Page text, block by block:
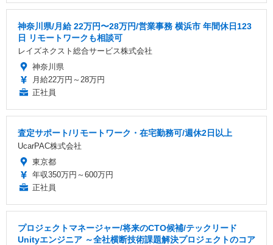
神奈川県/月給 22万円〜28万円/営業事務 横浜市 年間休日123
日 リモートワークも相談可
レイズネクスト総合サービス株式会社
神奈川県
月給22万円～28万円
正社員
査定サポート/リモートワーク・在宅勤務可/週休2日以上
UcarPAC株式会社
東京都
年収350万円～600万円
正社員
プロジェクトマネージャー/将来のCTO候補/テックリード
Unityエンジニア ～全社横断技術課題解決プロジェクトのコア